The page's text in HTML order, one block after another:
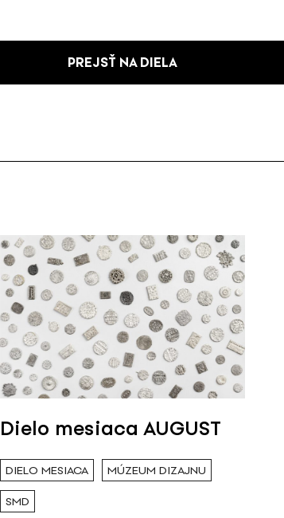
PREJSŤ NA DIELA
Dielo mesiaca AUGUST
DIELO MESIACA MÚZEUM DIZAJNU
SMD